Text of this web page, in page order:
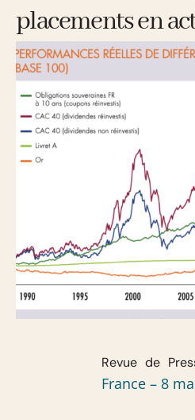
placements en
Revue de
France – 8